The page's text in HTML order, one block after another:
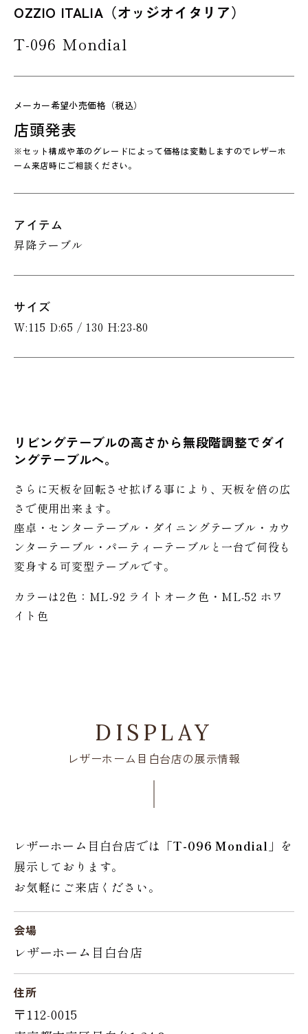
OZZIO ITALIA（オッジオイタリア）
T-096 Mondial
メーカー希望小売価格（税込）
店頭発表
※セット構成や革のグレードによって価格は変動しますのでレザーホ
ーム来店時にご相談ください。
アイテム
昇降テーブル
サイズ
W:115 D:65 / 130 H:23-80
リビングテーブルの高さから無段階調整でダイ
ングテーブルへ。
さらに天板を回転させ拡げる事により、天板を倍の広
さで使用出来ます。
座卓・センターテーブル・ダイニングテーブル・カウ
ンターテーブル・パーティーテーブルと一台で何役も
変身する可変型テーブルです。
カラーは2色：ML-92 ライトオーク色・ML-52 ホワ
イト色
DISPLAY
レザーホーム目白台店の展示情報
レザーホーム目白台店では「T-096 Mondial 」を
展示しております。
お気軽にご来店ください。
会場
レザーホーム目白台店
住所
〒112-0015